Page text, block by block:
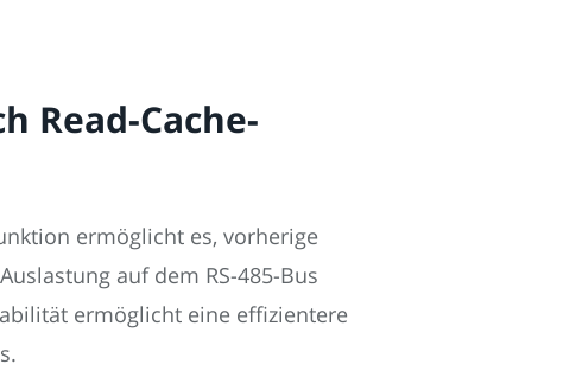
Read-Cache-
ermöglicht es, vorherige
auf dem RS-485-Bus
ermöglicht eine effizientere